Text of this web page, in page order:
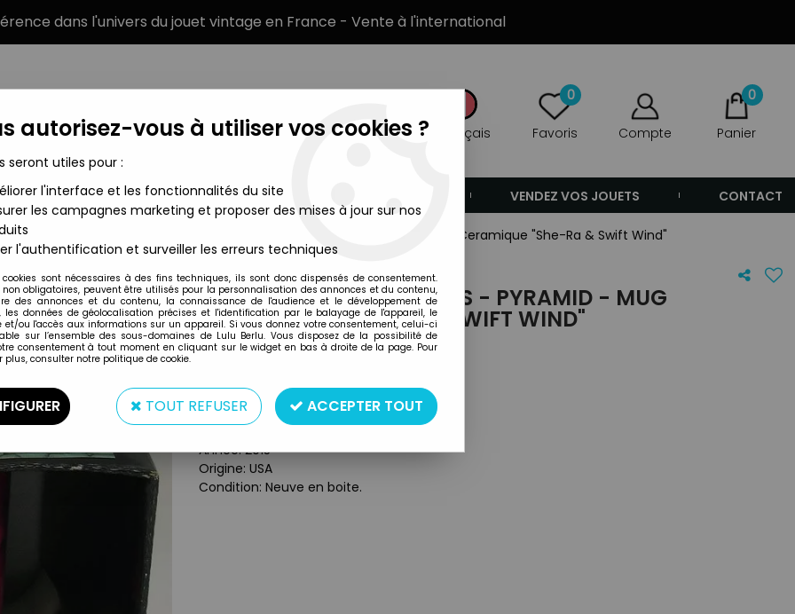
dans l'univers du jouet vintage en France - Vente à l'international
Français
0
Favoris Compte
0
Panier
MARQUES TYPE DE PRODUIT VENDEZ VOS JOUETS CONTACT
et produits MOTU divers Les Maitres de l'Univers - Pyramid - Mug Ceramique "She-Ra & Swift Wind"
LES MAITRES DE L'UNIVERS - PYRAMID - MUG
CERAMIQUE "SHE-RA & SWIFT WIND"
Type: mug / tasse
Taille: 10 cm
Année: 2015
Origine: USA
Condition: Neuve en boite.
autorisez-vous à utiliser vos cookies ?
seront utiles pour :
l'interface et les fonctionnalités du site
les campagnes marketing et proposer des mises à jour sur nos
l'authentification et surveiller les erreurs techniques
cookies sont nécessaires à des fins techniques, ils sont donc dispensés de consentement.
non obligatoires, peuvent être utilisés pour la personnalisation des annonces et du contenu,
des annonces et du contenu, la connaissance de l'audience et le développement de
les données de géolocalisation précises et l'identification par le balayage de l'appareil, le
et/ou l'accès aux informations sur un appareil. Si vous donnez votre consentement, celui-ci
sur l’ensemble des sous-domaines de Lulu Berlu. Vous disposez de la possibilité de
consentement à tout moment en cliquant sur le widget en bas à droite de la page. Pour
plus, consulter notre politique de cookie.
TOUT REFUSER ACCEPTER TOUT